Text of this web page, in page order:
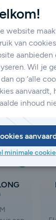
is een
voor
op
en
website
van
aanbieden
Wil je
op ‘alle
aanvaardt,
inhoud
minimale